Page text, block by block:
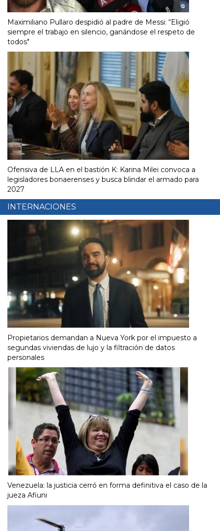
Maximiliano Pullaro despidió al padre de Messi: “Eligió
siempre el trabajo en silencio, ganándose el respeto de
todos"
Ofensiva de LLA en el bastión K: Karina Milei convoca a
legisladores bonaerenses y busca blindar el armado para
2027
INTERNACIONES
Propietarios demandan a Nueva York por el impuesto a
segundas viviendas de lujo y la filtración de datos
personales
Venezuela: la justicia cerró en forma definitiva el caso de la
jueza Afiuni